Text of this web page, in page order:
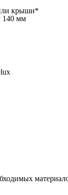
крыши*
140 мм